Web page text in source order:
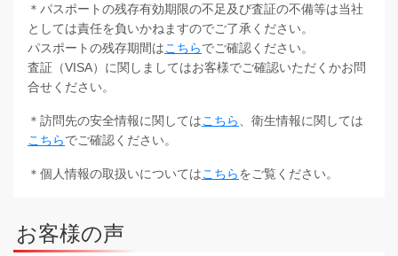
＊パスポートの残存有効期限の不足及び査証の不備等は当社
としては責任を負いかねますのでご了承ください。
パスポートの残存期間はこちらでご確認ください。
査証（VISA）に関しましてはお客様でご確認いただくかお問
合せください。
＊訪問先の安全情報に関してはこちら
、衛生情報に関しては
こちらでご確認ください。
＊個人情報の取扱いについてはこちらをご覧ください。
お客様の声